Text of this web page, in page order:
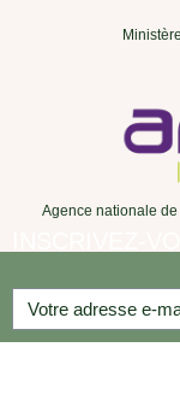
Agence nationale
INSCRIVEZ-